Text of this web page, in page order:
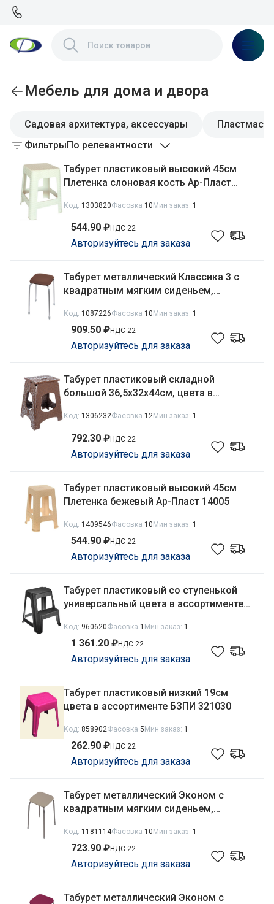
Мебель для дома и двора
Садовая архитектура, аксессуары
ФильтрыПо релевантности
Табурет пластиковый высокий 45см
Плетенка слоновая кость Ар-Пласт
Код: 1303820Фасовка 10 Мин заказ: 1
544.90 ₽НДС 22
Авторизуйтесь для заказа
Табурет металлический Классика 3 с
квадратным мягким сиденьем,
Код: 1087226Фасовка 10Мин заказ: 1
909.50 ₽НДС 22
Авторизуйтесь для заказа
Табурет пластиковый складной
большой 36,5х32х44см, цвета в
Код: 1306232Фасовка 12Мин заказ: 1
792.30 ₽НДС 22
Авторизуйтесь для заказа
Табурет пластиковый высокий 45см
Плетенка бежевый Ар-Пласт 14005
Код: 1409546Фасовка 10Мин заказ: 1
544.90 ₽НДС 22
Авторизуйтесь для заказа
Табурет пластиковый со ступенькой
универсальный цвета в ассортименте
Код: 960620Фасовка 1 Мин заказ: 1
1 361.20 ₽НДС 22
Авторизуйтесь для заказа
Табурет пластиковый низкий 19см
цвета в ассортименте БЗПИ 321030
Код: 858902Фасовка 5Мин заказ: 1
262.90 ₽НДС 22
Авторизуйтесь для заказа
Табурет металлический Эконом с
квадратным мягким сиденьем,
Код: 1181114Фасовка 10Мин заказ: 1
723.90 ₽НДС 22
Авторизуйтесь для заказа
Табурет металлический Эконом с